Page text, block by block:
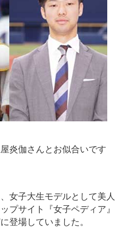
炎伽さんとお似合いです
女子大生モデルとして美人
プサイト『女子ペディア』
登場していました。